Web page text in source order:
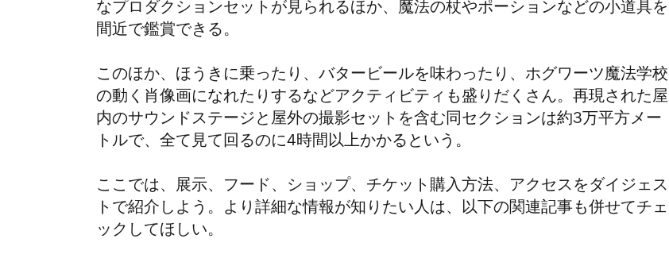
なプロダクションセットが見られるほか、魔法の杖やポーションなどの小道具を
間近で鑑賞できる。
このほか、ほうきに乗ったり、バタービールを味わったり、ホグワーツ魔法学校
の動く肖像画になれたりするなどアクティビティも盛りだくさん。再現された屋
内のサウンドステージと屋外の撮影セットを含む同セクションは約3万平方メー
トルで、全て見て回るのに4時間以上かかるという。
ここでは、展示、フード、ショップ、チケット購入方法、アクセスをダイジェス
トで紹介しよう。より詳細な情報が知りたい人は、以下の関連記事も併せてチェ
ックしてほしい。